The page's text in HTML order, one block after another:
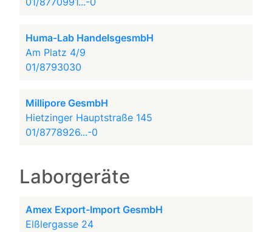
Huma-Lab HandelsgesmbH
Am Platz 4/9
01/8793030
Millipore GesmbH
Hietzinger Hauptstraße 145
01/8778926...-0
Laborgeräte
Amex Export-Import GesmbH
Elßlergasse 24